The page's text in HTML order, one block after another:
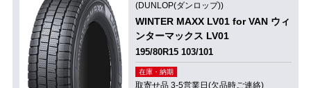
(DUNLOP(ダンロップ))
WINTER MAXX LV01 for VAN ウィ
ンターマックス LV01
195/80R15 103/101
在庫・納期
取寄せ品 3-5営業日(欠品時ご連絡)